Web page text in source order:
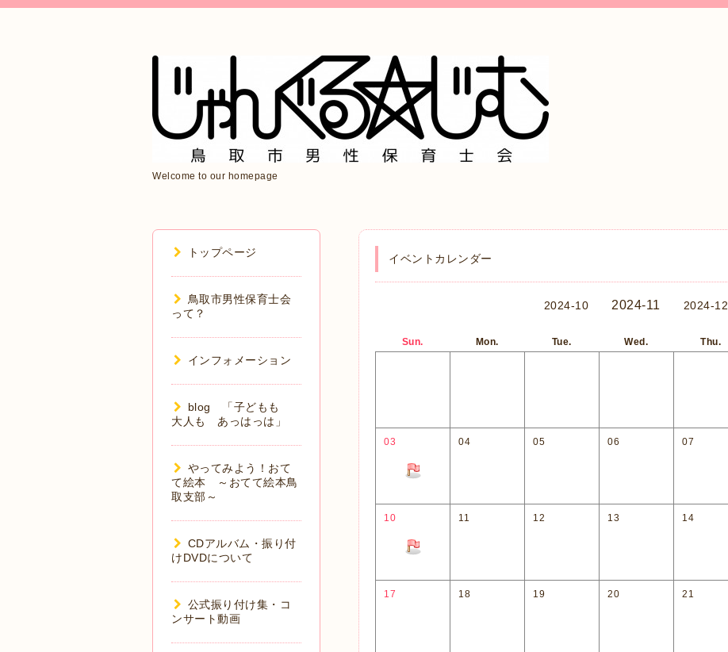
Welcome to our homepage
イベントカレンダー
2024-10 2024-11 2024-12
Sun. Mon. Tue. Wed. Thu.
03 04 05 06 07
10 11 12 13 14
17 18 19 20 21
トップページ
鳥取市男性保育士会
って？
インフォメーション
blog 「子どもも
大人も あっはっは」
やってみよう！おて
て絵本 ～おてて絵本鳥
取支部～
CDアルバム・振り付
けDVDについて
公式振り付け集・コ
ンサート動画